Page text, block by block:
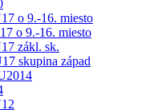
o 9.-16. miesto
o 9.-16. miesto
zákl. sk.
skupina západ